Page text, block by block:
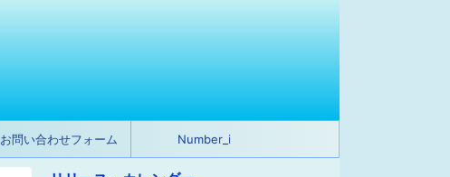
お問い合わせフォーム Number_i